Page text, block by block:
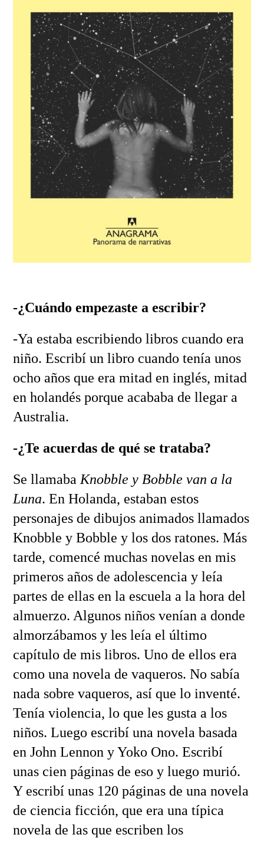
-¿Cuándo empezaste a escribir?
-Ya estaba escribiendo libros cuando era
niño. Escribí un libro cuando tenía unos
ocho años que era mitad en inglés, mitad
en holandés porque acababa de llegar a
Australia.
-¿Te acuerdas de qué se trataba?
Se llamabaKnobble y Bobble van a la
Luna. En Holanda, estaban estos
personajes de dibujos animados llamados
Knobble y Bobble y los dos ratones. Más
tarde, comencé muchas novelas en mis
primeros años de adolescencia y leía
partes de ellas en la escuela a la hora del
almuerzo. Algunos niños venían a donde
almorzábamos y les leía el último
capítulo de mis libros. Uno de ellos era
como una novela de vaqueros. No sabía
nada sobre vaqueros, así que lo inventé.
Tenía violencia, lo que les gusta a los
niños. Luego escribí una novela basada
en John Lennon y Yoko Ono. Escribí
unas cien páginas de eso y luego murió.
Y escribí unas 120 páginas de una novela
de ciencia ficción, que era una típica
novela de las que escriben los